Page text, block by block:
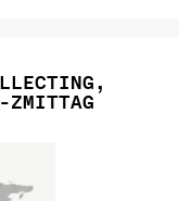
ZMITTAG